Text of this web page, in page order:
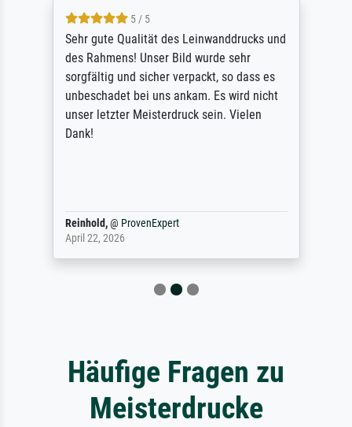
5 / 5
Sehr gute Qualität des Leinwanddrucks und
des Rahmens! Unser Bild wurde sehr
sorgfältig und sicher verpackt, so dass es
unbeschadet bei uns ankam. Es wird nicht
unser letzter Meisterdruck sein. Vielen
Dank!
Reinhold,@ ProvenExpert
April 22, 2026
Häufige Fragen zu
Meisterdrucke